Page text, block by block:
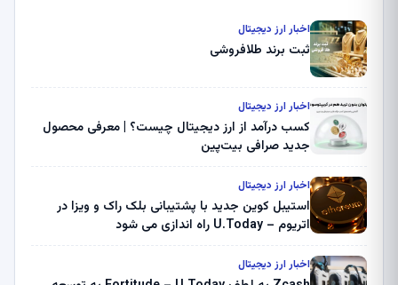
اخبار ارز دیجیتال
ثبت برند طلافروشی
اخبار ارز دیجیتال
کسب درآمد از ارز دیجیتال چیست؟ | معرفی محصول
جدید صرافی بیت‌پین
اخبار ارز دیجیتال
استیبل کوین جدید با پشتیبانی بلک راک و ویزا در
اتریوم – U.Today راه اندازی می شود
اخبار ارز دیجیتال